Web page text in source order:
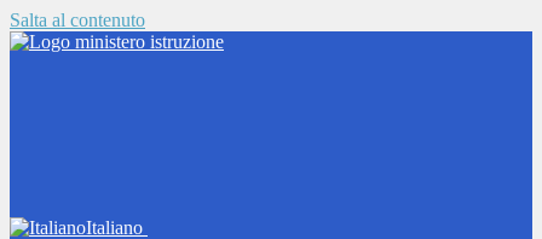
Salta al contenuto
Italiano